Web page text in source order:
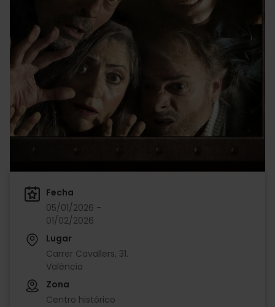
Fecha
05/01/2026 -
01/02/2026
Lugar
Carrer Cavallers, 31.
València
Zona
Centro histórico